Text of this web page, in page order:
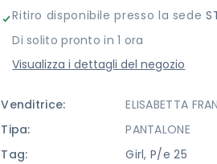
FRANCHIFRANCHI
Ritiro disponibile presso la sede
Di solito pronto in 1 ora
Visualizza i dettagli del negozio
Venditrice:
ELISABETTA
Tipa:
PANTALONE
Tag:
Girl,P/e 25